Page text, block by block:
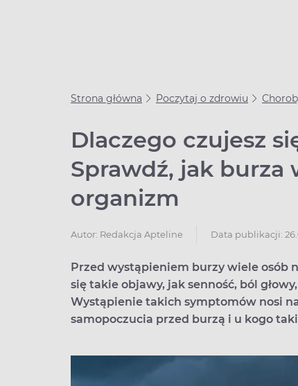
Strona główna Poczytaj o zdrowiu
Dlaczego czujesz
Sprawdź, jak burza
organizm
Autor: Redakcja Apteline Data publikacji:
Przed wystąpieniem burzy wiele osób
się takie objawy, jak senność, ból
Wystąpienie takich symptomów nosi
samopoczucia przed burzą i u kogo